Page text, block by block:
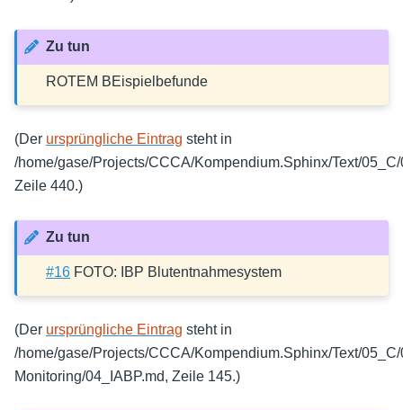
Zu tun
ROTEM BEispielbefunde
(Der ursprüngliche Eintrag steht in
/home/gase/Projects/CCCA/Kompendium.Sphinx/Text/
Zeile 440.)
Zu tun
#16 FOTO: IBP Blutentnahmesystem
(Der ursprüngliche Eintrag steht in
/home/gase/Projects/CCCA/Kompendium.Sphinx/Text/
Monitoring/04_IABP.md, Zeile 145.)